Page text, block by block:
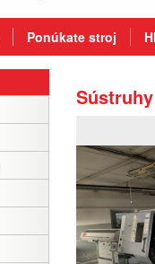
Ponúkate stroj